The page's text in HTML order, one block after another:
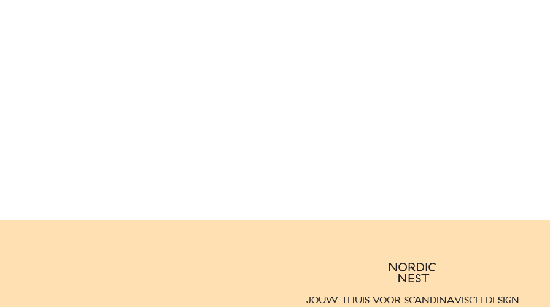
JOUW THUIS VOOR SCANDINAVISCH DESIGN